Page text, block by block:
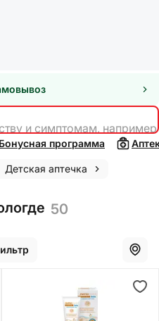
и симптомам,
Бонусная программа
Детская аптечка
50